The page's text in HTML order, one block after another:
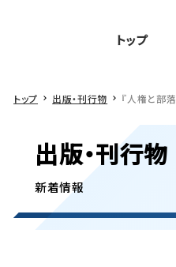
トップ
トップ 出版・刊行物 『人権と部
出版・刊行物
新着情報